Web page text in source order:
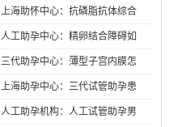
上海助怀中心：抗磷脂抗体综合
人工助孕中心：精卵结合障碍如
三代助孕中心：薄型子宫内膜怎
上海助孕中心：三代试管助孕患
人工助孕机构：人工试管助孕男